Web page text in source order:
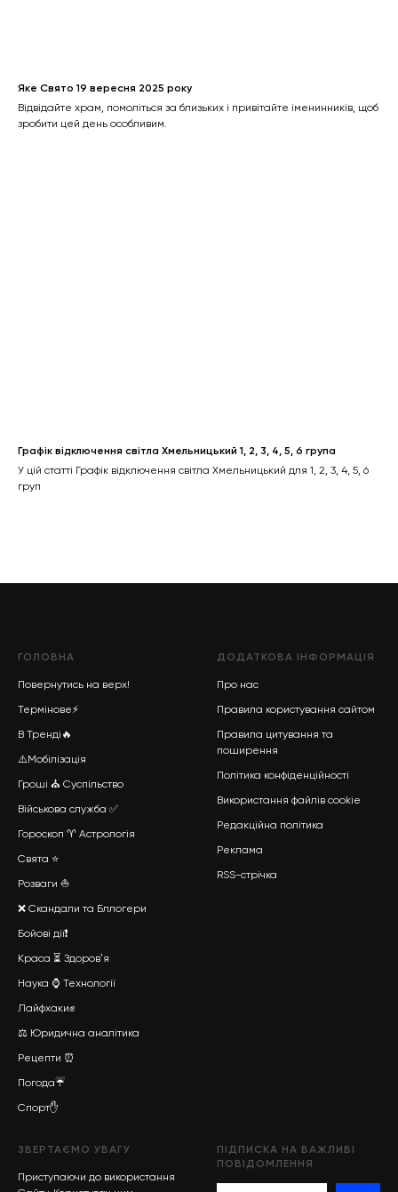
Яке Свято 19 вересня 2025 року
Відвідайте храм, помоліться за близьких і привітайте іменинників, щоб
зробити цей день особливим.
Графік відключення світла Хмельницький 1, 2, 3, 4, 5, 6 група
У цій статті Графік відключення світла Хмельницький для 1, 2, 3, 4, 5, 6
груп
ГОЛОВНА
Повернутись на верх!
Термінове⚡
В Тренді 🔥
⚠️Мобілізація
Гроші ⛪ Суспільство
Військова служба ✅
Гороскоп ♈ Астрологія
Свята ⭐
Розваги ⛵
❌ Скандали та Бллогери
Бойові дії❗
Краса ⏳ Здоровʼя
Наука ⌚ Технології
Лайфхаки✊
⚖️ Юридична аналітика
Рецепти ⏰
Погода☔
Спорт✋
ДОДАТКОВА ІНФОРМАЦІЯ
Про нас
Правила користування сайтом
Правила цитування та
поширення
Політика конфіденційності
Використання файлів cookie
Редакційна політика
Реклама
RSS-стрічка
ЗВЕРТАЄМО УВАГУ
Приступаючи до використання
ПІДПИСКА НА ВАЖЛИВІ
ПОВІДОМЛЕННЯ